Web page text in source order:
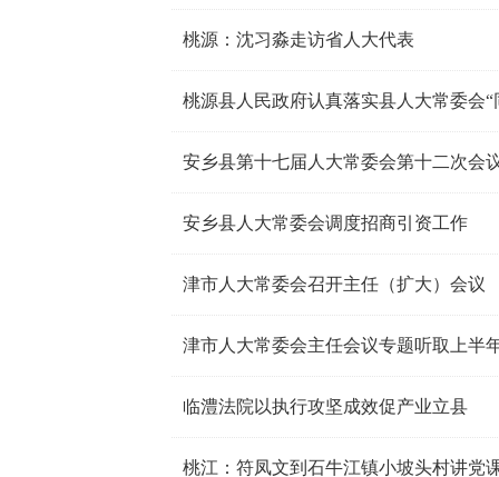
桃源：沈习淼走访省人大代表
桃源县人民政府认真落实县人大常委会“
安乡县第十七届人大常委会第十二次会
安乡县人大常委会调度招商引资工作
津市人大常委会召开主任（扩大）会议
津市人大常委会主任会议专题听取上半
临澧法院以执行攻坚成效促产业立县
桃江：符凤文到石牛江镇小坡头村讲党